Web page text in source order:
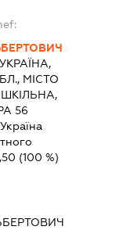
УКРАЇНА,
МІСТО
56
Україна
(100 %)